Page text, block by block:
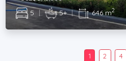
5 | 5+ | 646 m2
1 2 4